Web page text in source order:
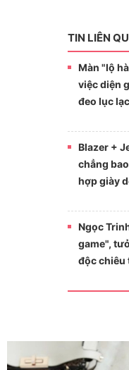
TIN LIÊN
Màn "lộ
việc diện
đeo lục
Blazer +
chẳng
hợp giày
Ngọc
game",
độc chiêu